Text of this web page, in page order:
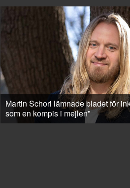
Martin Schori lämnade bladet för
som en kompis i mejlen”